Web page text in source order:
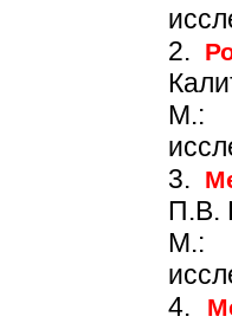
2.
М.:
3.
П.В.
М.:
4.